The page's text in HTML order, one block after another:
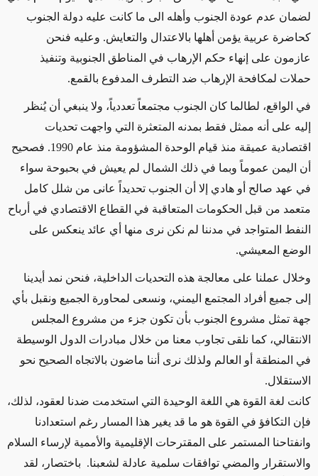
لضمان عدم عودة الجنوب وأهله الى ما كانت عليه دولة الجنوب
كحاضرة عربية يؤمن أهلها بالاعتدال والتعايش. وعليه فنحن
عازمون على إنهاء حكم الإرهاب في المناطق الجنوبية وتنفيذ
حملات لمكافحة الإرهاب ضد التطرف المدفوع بالقمع.
في الواقع، لطالما كان الجنوب مجتمعاً تعددياً، ولا ينبغي أن يُنظر
إليه على أنه ممثل فقط بمدنه المتعثرة التي واجهت تحديات
اقتصادية عميقة منذ قيام الوحدة المشؤومة منذ عام 1990. فصحيح
أن اليمن عموماً وبما في ذلك الشمال لم يعيش في بحبوحة سواء
في عهد صالح أو هادي إلا أن الجنوب تحديداً عانى من شلل كامل
متعمد من قبل الحكومات المتعاقبة في القطاع الاقتصادي في أرباح
النفط المتواجد في مدننا لم نكن نرى منها أي عائد ينعكس على
الوضع المعيشي.
وخلال عملنا على معالجة هذه التحديات الداخلية، فنحن نمد أيدينا
إلى جميع أفراد المجتمع اليمني، ونسعى لمحاورة الجميع ونقبل بأي
جهة تمثل مشروع الجنوب بأن تكون جزء من مشروع المجلس
الانتقالي، كما نلقى تجاوب معنا من خلال مبادرات الدول الوسيطة
في المنطقة أو العالم ولذلك نرى أننا ماضون بالاتجاه الصحيح نحو
الاستقلال.
كانت لغة القوة هي اللغة الوحيدة التي استخدمت ضدنا لعقود، لذلك،
فإن التكافؤ في القوة هو ما قد يغير هذا المسار رغم استعدادنا
وانفتاحنا المستمر على المقترحات الإقليمية والأممية لإرساء السلام
والاستقرار والمضي توافقات سلمية عادلة لشعبنا. باختصار، لقد